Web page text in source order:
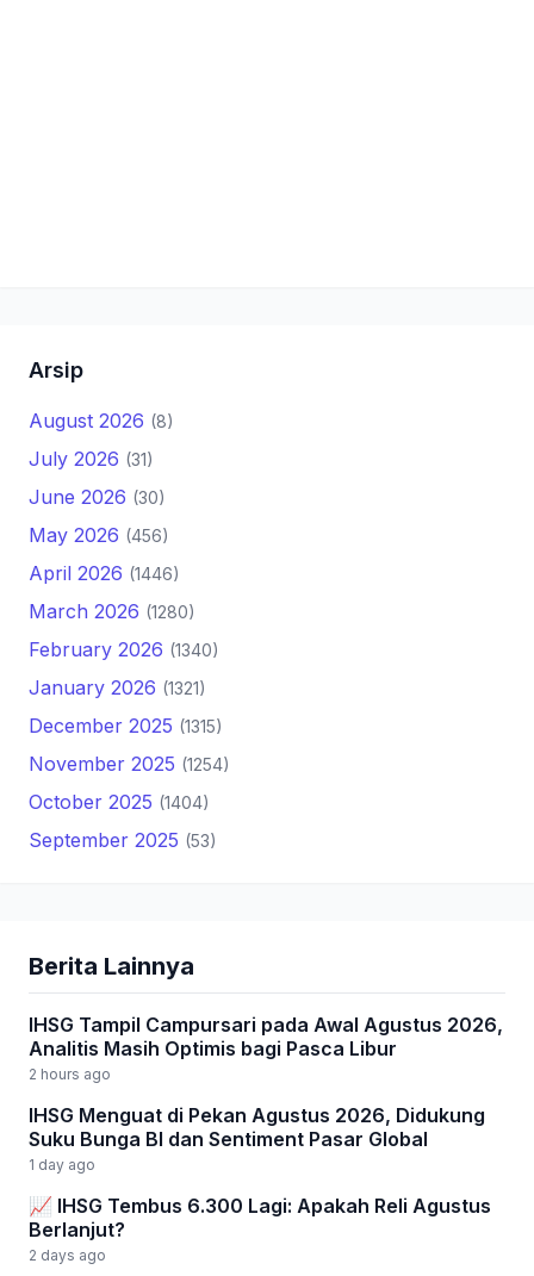
Arsip
August 2026 (8)
July 2026 (31)
June 2026 (30)
May 2026 (456)
April 2026 (1446)
March 2026 (1280)
February 2026 (1340)
January 2026 (1321)
December 2025 (1315)
November 2025 (1254)
October 2025 (1404)
September 2025 (53)
Berita Lainnya
IHSG Tampil Campursari pada Awal Agustus 2026,
Analitis Masih Optimis bagi Pasca Libur
2 hours ago
IHSG Menguat di Pekan Agustus 2026, Didukung
Suku Bunga BI dan Sentiment Pasar Global
1 day ago
📈 IHSG Tembus 6.300 Lagi: Apakah Reli Agustus
Berlanjut?
2 days ago